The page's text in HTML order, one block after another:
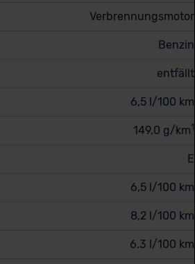
Verbrennungsmotor
Benzin
entfällt
6,5 l/100 km
149,0 g/km1
E
6,5 l/100 km
8,2 l/100 km
6,3 l/100 km